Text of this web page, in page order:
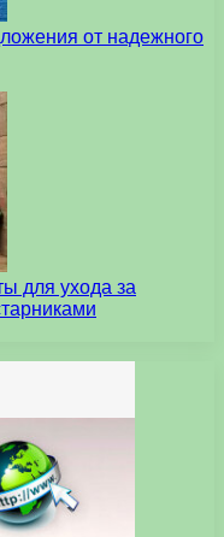
от надежного
для ухода за